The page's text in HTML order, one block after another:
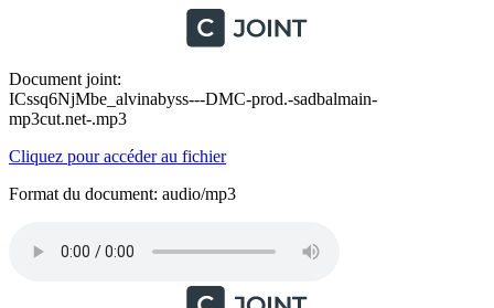
Document joint:
ICssq6NjMbe_alvinabyss---DMC-prod.-sadbalmain-
mp3cut.net-.mp3
Cliquez pour accéder au fichier
Format du document: audio/mp3